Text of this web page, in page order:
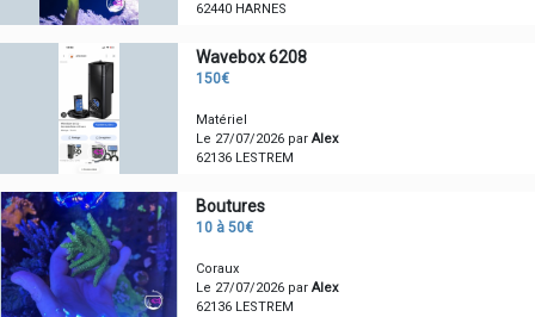
62440 HARNES
Wavebox 6208
150€
Matériel
Le 27/07/2026 parAlex
62136 LESTREM
Boutures
10 à 50€
Coraux
Le 27/07/2026 parAlex
62136 LESTREM